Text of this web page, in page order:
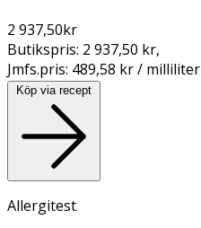
2 937,50kr
Butikspris: 2 937,50 kr,
Jmfs.pris: 489,58 kr / milliliter
Köp via recept
Allergitest